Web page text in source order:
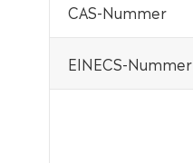
CAS-Nummer
EINECS-Nummer